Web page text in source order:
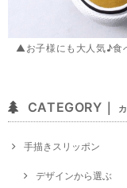
▲お子様にも大人気♪食
CATEGORY｜
手描きスリッポン
デザインから選ぶ